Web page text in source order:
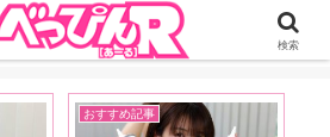
っとHなニュースサイ。サイト内のリンクには
トが含まれているものがあります
おすすめ記事
検索